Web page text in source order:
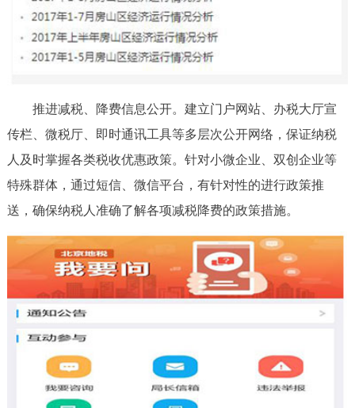
推进减税、降费信息公开。建立门户网站、办税大厅宣
传栏、微税厅、即时通讯工具等多层次公开网络，保证纳税
人及时掌握各类税收优惠政策。针对小微企业、双创企业等
特殊群体，通过短信、微信平台，有针对性的进行政策推
送，确保纳税人准确了解各项减税降费的政策措施。